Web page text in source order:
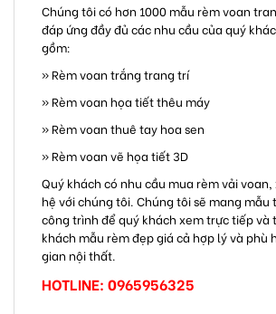
Chúng tôi có hơn 1000 mẫu rèm voan
đáp ứng đầy đủ các nhu cầu của quý
gồm:
» Rèm voan trắng trang trí
» Rèm voan họa tiết thêu máy
» Rèm voan thuê tay hoa sen
» Rèm voan vẽ họa tiết 3D
Quý khách có nhu cầu mua rèm vải
hệ với chúng tôi. Chúng tôi sẽ mang mẫu
công trình để quý khách xem trực tiếp và
khách mẫu rèm đẹp giá cả hợp lý và phù
gian nội thất.
HOTLINE: 0965956325